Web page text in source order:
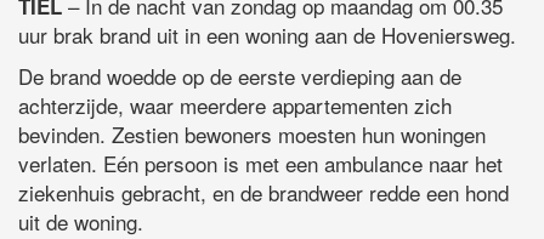
TIEL
uur brak brand uit in een woning aan de Hoveniersweg.
De brand woedde op de eerste verdieping aan de
achterzijde, waar meerdere appartementen zich
bevinden. Zestien bewoners moesten hun woningen
verlaten. Eén persoon is met een ambulance naar het
ziekenhuis gebracht, en de brandweer redde een hond
uit de woning.